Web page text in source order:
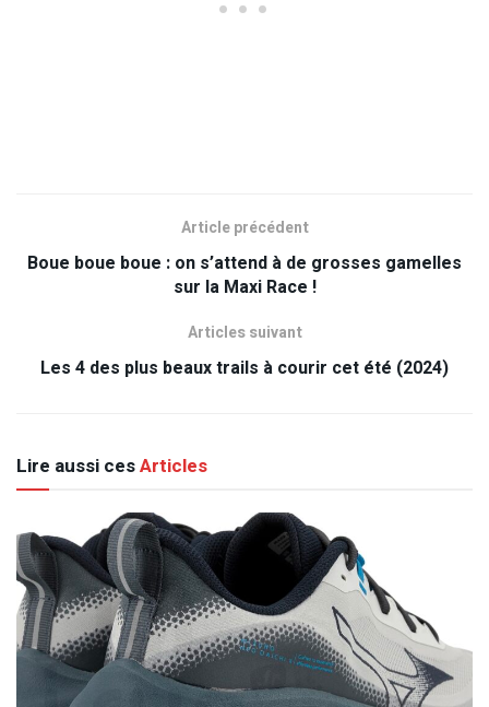
Article précédent
Boue boue boue : on s’attend à de grosses gamelles
sur la Maxi Race !
Articles suivant
Les 4 des plus beaux trails à courir cet été (2024)
Lire aussi cesArticles